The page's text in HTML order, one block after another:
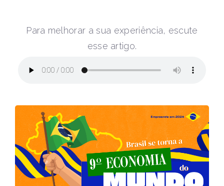
Para melhorar a sua experiência, escute
esse artigo.